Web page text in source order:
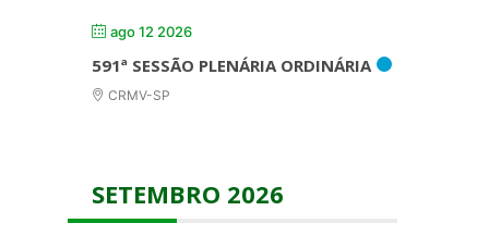
ago 12 2026
591ª SESSÃO PLENÁRIA ORDINÁRIA
CRMV-SP
SETEMBRO 2026